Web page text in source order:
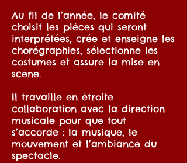
Au fil de l’année, le comité
choisit les pièces qui seront
interprétées, crée et enseigne les
chorégraphies, sélectionne les
costumes et assure la mise en
scène.
Il travaille en étroite
collaboration avec la direction
musicale pour que tout
s’accorde : la musique, le
mouvement et l’ambiance du
spectacle.